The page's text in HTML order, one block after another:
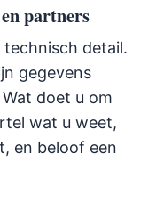
partners
detail.
gegevens
doet u om
wat u weet,
en beloof een